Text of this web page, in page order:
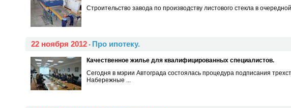
Строительство завода по производству листового стекла в
22 ноября 2012 - Про ипотеку.
Качественное жилье для квалифицированных специалистов.
Сегодня в мэрии Автограда состоялась процедура подписания
Набережные ...